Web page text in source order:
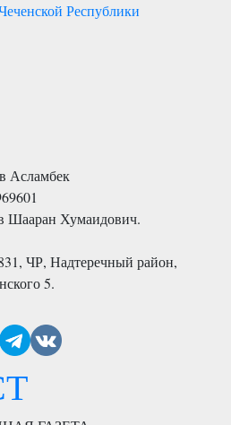
Республики
Асламбек
Шааран Хумаидович.
ЧР, Надтеречный район,
5.